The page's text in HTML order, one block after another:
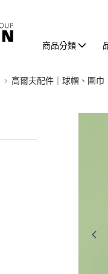
商品分類
高爾夫配件｜球帽、圍巾